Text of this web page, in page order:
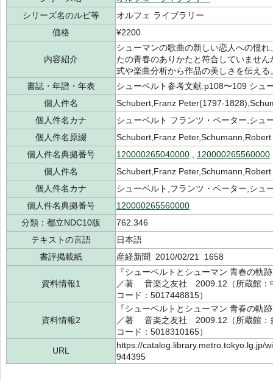
シリーズ名のルビ等
オルフェ ライブラリー
価格
¥2200
内容紹介
シューマンの歌曲の新しい恋人への憧
たの青春のありかたと符合していませ
式や楽曲分析から作品の美しさを伝え
書誌・年譜・年表
シューベルト参考文献:p108〜109 シュ
個人件名
Schubert,Franz Peter(1797-
個人件名カナ
シューベルト フランツ・ペーター,シュ
個人件名原綴
Schubert,Franz
個人件名典拠番号
120000265040000
120000265560000
個人件名
Schubert,Franz
個人件名カナ
シューベルト,フランツ・ペーター,シュ
個人件名典拠番号
120000265560000
分類：都立NDC10版
762.346
テキストの言語
日本語
書評掲載紙
産経新聞 2010/02/21 1658
資料情報1
『シューベルトとシューマン 青春の
／著 音楽之友社 2009.12（所蔵館
コード：5017448815）
資料情報2
『シューベルトとシューマン 青春の
／著 音楽之友社 2009.12（所蔵館
コード：5018310165）
URL
https://catalog.library.metro.tokyo.lg.jp/
944395